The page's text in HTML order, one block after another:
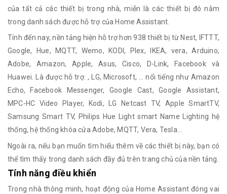
của tất cả các thiết bị trong nhà, miễn là các thiết bị đó nằm
trong danh sách được hỗ trợ của Home Assistant.
Tính đến nay, nền tảng hiện hỗ trợ hơn 938 thiết bị từ Nest, IFTTT,
Google, Hue, MQTT, Wemo, KODI, Plex, IKEA, vera, Arduino,
Adobe, Amazon, Apple, Asus, Cisco, D-Link, Facebook và
Huawei. Là được hỗ trợ. , LG, Microsoft, … nổi tiếng như Amazon
Echo, Facebook Messenger, Google Cast, Google Assistant,
MPC-HC Video Player, Kodi, LG Netcast TV, Apple SmartTV,
Samsung Smart TV, Philips Hue Light smart Name Lighting hệ
thống, hệ thống khóa cửa Adobe, MQTT, Vera, Tesla…
Ngoài ra, nếu bạn muốn tìm hiểu thêm về các thiết bị này, bạn có
thể tìm thấy trong danh sách đầy đủ trên trang chủ của nền tảng.
Tính năng điều khiển
Trong nhà thông minh, hoạt động của Home Assistant đóng vai